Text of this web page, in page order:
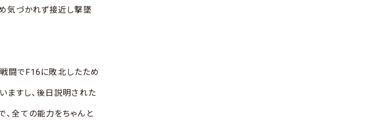
気づかれず接近し撃墜
闘でF16に敗北したため
ますし、後日説明された
全ての能力をちゃんと